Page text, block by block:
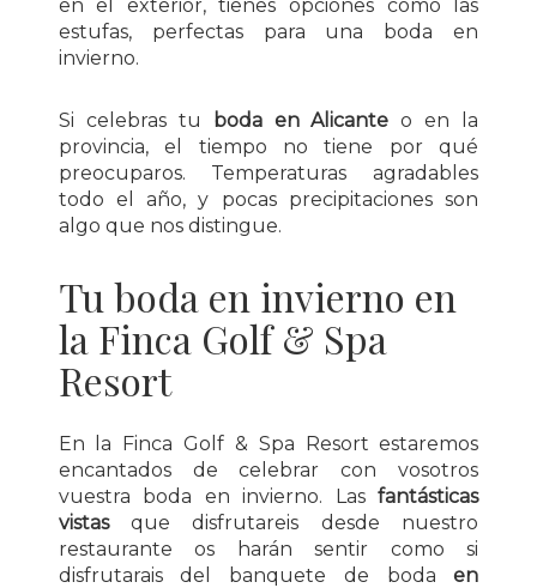
en el exterior, tienes opciones como las
estufas, perfectas para una boda en
invierno.
Si celebras tu boda en Alicante o en la
provincia, el tiempo no tiene por qué
preocuparos. Temperaturas agradables
todo el año, y pocas precipitaciones son
algo que nos distingue.
Tu boda en invierno en
la Finca Golf & Spa
Resort
En la Finca Golf & Spa Resort estaremos
encantados de celebrar con vosotros
vuestra boda en invierno. Lasfantásticas
vistasque disfrutareis desde nuestro
restaurante os harán sentir como si
disfrutarais del banquete de bodaen